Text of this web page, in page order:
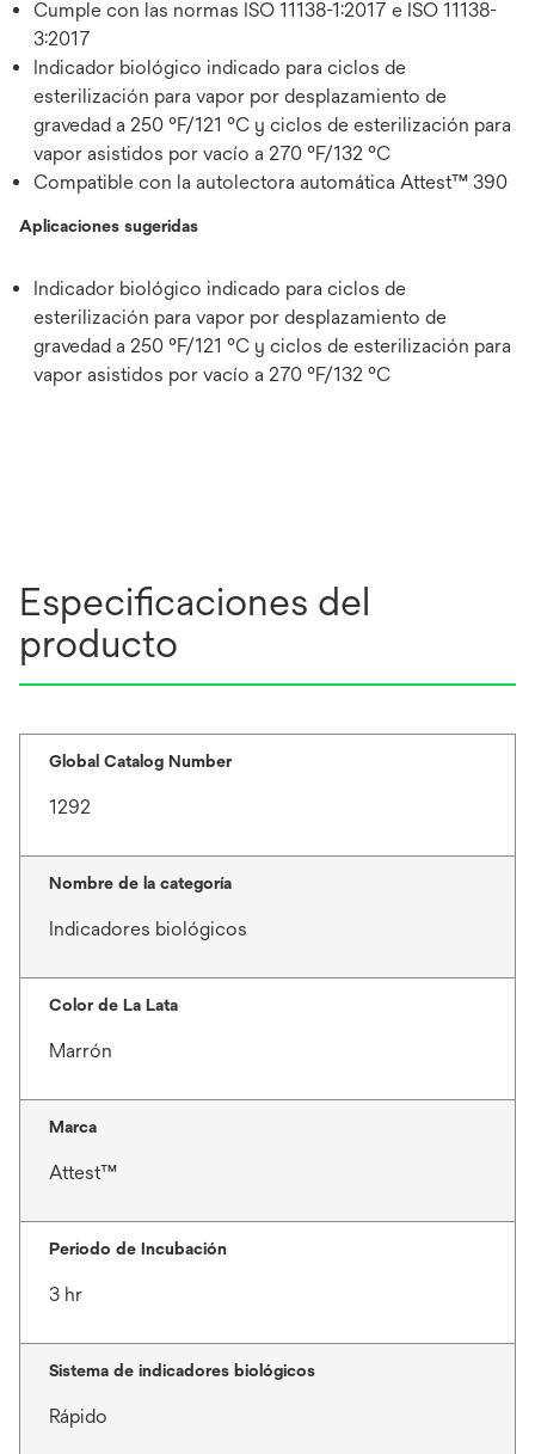
Cumple con las normas ISO 11138-1:2017 e ISO 11138-
3:2017
Indicador biológico indicado para ciclos de
esterilización para vapor por desplazamiento de
gravedad a 250 °F/121 °C y ciclos de esterilización para
vapor asistidos por vacío a 270 °F/132 °C
Compatible con la autolectora automática Attest™ 390
Aplicaciones sugeridas
Indicador biológico indicado para ciclos de
esterilización para vapor por desplazamiento de
gravedad a 250 °F/121 °C y ciclos de esterilización para
vapor asistidos por vacío a 270 °F/132 °C
Especificaciones del
producto
Global Catalog Number
1292
Nombre de la categoría
Indicadores biológicos
Color de La Lata
Marrón
Marca
Attest™
Periodo de Incubación
3 hr
Sistema de indicadores biológicos
Rápido